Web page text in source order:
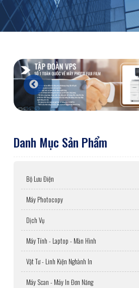
Danh Mục Sản Phẩm
Bộ Lưu Điện
Máy Photocopy
Dịch Vụ
Máy Tính - Laptop - Màn Hình
Vật Tư - Linh Kiện Nghành In
Máy Scan - Máy In Đơn Năng